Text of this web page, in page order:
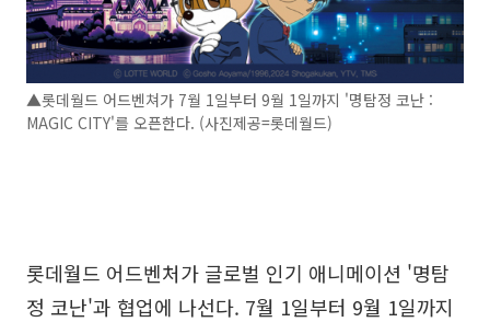
▲롯데월드 어드벤쳐가 7월 1일부터 9월 1일까지 '명탐정 코난 :
MAGIC CITY'를 오픈한다. (사진제공=롯데월드)
롯데월드 어드벤처가 글로벌 인기 애니메이션 '명탐
정 코난'과 협업에 나선다. 7월 1일부터 9월 1일까지